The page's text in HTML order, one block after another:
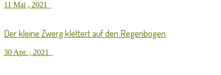
11 Mai , 2021
Der kleine Zwerg klettert auf den Regenbogen
30 Apr. , 2021